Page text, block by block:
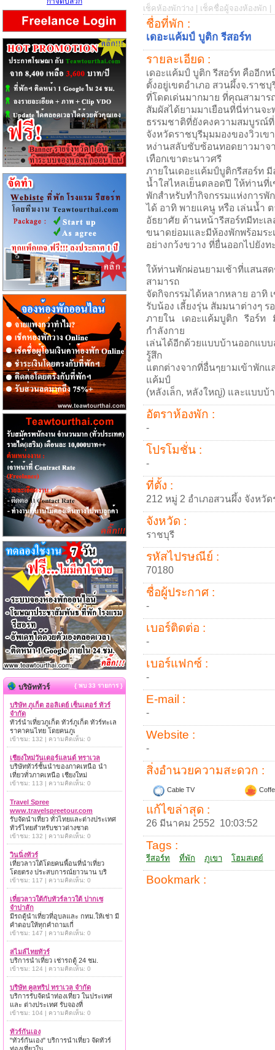
เช็คห้องพักว่าง | เช็คชื่อผู้จองห้องพัก |
ชื่อที่พัก :
เดอะแค้มป์ บูติก รีสอร์ท
รายละเอียด :
เดอะแค้มป์ บูติก รีสอร์ท คืออีก
ตั้งอยู่เขตอำเภอ สวนผึ้งจ.ราช
ที่โดดเด่นมากมาย ที่คุณสามาร
สัมผัสได้ยามมาเยือนที่นี่ท่านจะ
ธรรมชาติที่ยังคงความสมบูรณ์
จังหวัดราชบุรีมุมมองของวิวเข
หง่านสลับซับซ้อนทอดยาวมาจ
เทือกเขาตะนาวศรี
ภายในเดอะแค้มป์บูติกรีสอร์ท มี
น้ำใสไหลเย็นตลอดปี ให้ท่านที่
พักสำหรับทำกิจกรรมแห่งการพั
ได้ อาทิ พายแคนู หรือ เล่นน้ำ
อัธยาศัย ด้านหน้ารีสอร์ทมีทะเล
ขนาดย่อมและมีห้องพักพร้อมระ
อย่างกว้งขวาง ที่ยื่นออกไปยังท
ให้ท่านพักผ่อนยามเช้าที่แสน
สามารถ
จัดกิจกรรมได้หลากหลาย อาทิ
รับน้อง เลี้ยงรุ่น สัมมนาต่างๆ ร
ภายใน เดอะแค้มบูติก รีอร์ท
กำลังกาย
เล่นได้อีกด้วยแบบบ้านออกแบ
รู้สึก
แตกต่างจากที่อื่นๆยามเข้าพักแ
แค้มป์
(หลังเล็ก, หลังใหญ่) และแบบ
อัตราห้องพัก :
-
โปรโมชั่น :
-
ที่ตั้ง :
212 หมู่ 2 อำเภอสวนผึ้ง จังหวั
จังหวัด :
ราชบุรี
รหัสไปรษณีย์ :
70180
ชื่อผู้ประกาศ :
-
เบอร์ติดต่อ :
-
เบอร์แฟกซ์ :
-
E-mail :
-
Website :
-
สิ่งอำนวยความสะดวก :
Cable TV
แก้ไขล่าสุด :
26 มีนาคม 2552 10:03:52
Tags :
รีสอร์ท ที่พัก ภูเขา โฮมสเตย์
Bookmark :
บริษัททัวร์ { พบ 33 รายการ }
บริษัท ภูเก็ต ฮอลิเดย์ เซ็นเตอร์ ทัวร์
จำกัด
ทัวร์นำเที่ยวภูเก็ต ทัวร์ภูเก็ต ทัวร์ทะเล
ราคาคนไทย โดยคนภูเ
เข้าชม: 132 | ความคิดเห็น: 0
เชียงใหม่วันเดอร์แลนด์ ทราเวล
บริษัททัวร์ชั้นนำของภาคเหนือ นำ
เที่ยวทั่วภาคเหนือ เชียงใหม่
เข้าชม: 113 | ความคิดเห็น: 0
Travel Spree
www.travelspreetour.com
รับจัดนำเที่ยว ทั่วไทยและต่างประเทศ
ทัวร์ไทยสำหรับชาวต่างชาต
เข้าชม: 132 | ความคิดเห็น: 0
วินนิ่งทัวร์
เที่ยวลาวใต้โดยคนพื้อนที่นำเที่ยว
โดยตรง ประสบการณ์ยาวนาน บริ
เข้าชม: 117 | ความคิดเห็น: 0
เที่ยวลาวใต้กับทัวร์ลาวใต้ ปากเซ
จำปาสัก
มีรถตู้นำเที่ยวที่อุบลและ กทม.ให้เช่า มี
คำตอบให้ทุกคำถามเกี่
เข้าชม: 147 | ความคิดเห็น: 0
สไมล์ไทยทัวร์
บริการนำเที่ยว เช่ารถตู้ 24 ชม.
เข้าชม: 124 | ความคิดเห็น: 0
บริษัท คูลทริป ทราเวล จำกัด
บริการรับจัดนำท่องเที่ยว ในประเทศ
และ ต่างประเทศ รับจองที่
เข้าชม: 104 | ความคิดเห็น: 0
ทัวร์กันเอง
"ทัวร์กันเอง" บริการนำเที่ยว จัดทัวร์